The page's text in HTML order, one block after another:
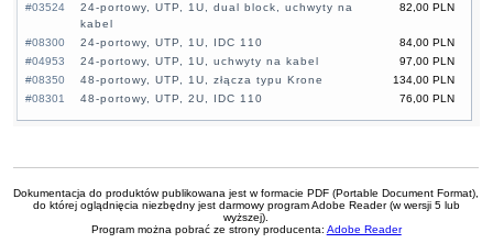
#03524
82,00 PLN
24-portowy, UTP, 1U, dual block, uchwyty na
kabel
#08300
84,00 PLN
24-portowy, UTP, 1U, IDC 110
#04953
97,00 PLN
24-portowy, UTP, 1U, uchwyty na kabel
#08350
134,00 PLN
48-portowy, UTP, 1U, złącza typu Krone
#08301
76,00 PLN
48-portowy, UTP, 2U, IDC 110
Dokumentacja do produktów publikowana jest w formacie PDF (Portable Document Format),
do której oglądnięcia niezbędny jest darmowy program Adobe Reader (w wersji 5 lub
wyższej).
Program można pobrać ze strony producenta: Adobe Reader